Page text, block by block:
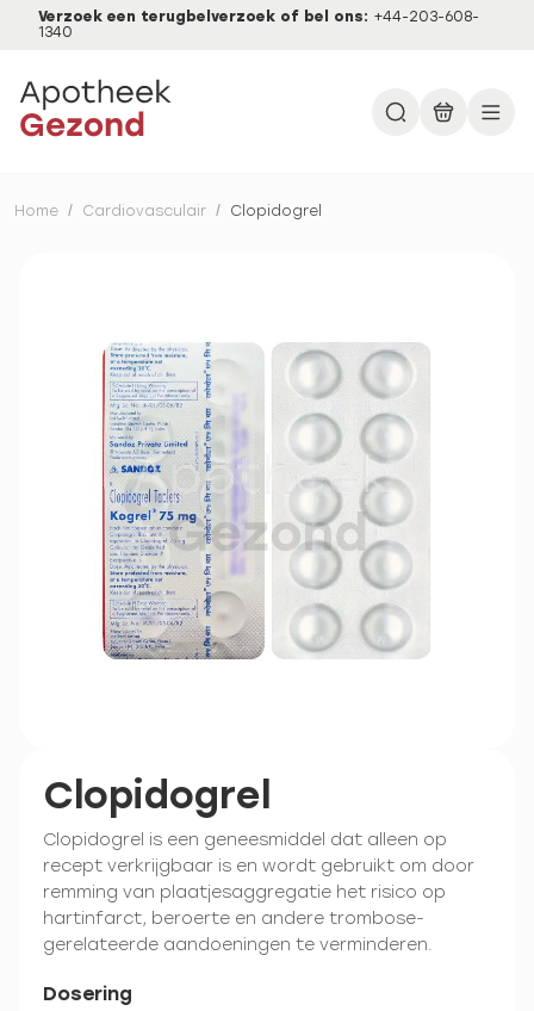
Verzoek een terugbelverzoek of bel ons: +44-203-608-
1340
Home / Cardiovasculair / Clopidogrel
Clopidogrel
Clopidogrel is een geneesmiddel dat alleen op
recept verkrijgbaar is en wordt gebruikt om door
remming van plaatjesaggregatie het risico op
hartinfarct, beroerte en andere trombose-
gerelateerde aandoeningen te verminderen.
Dosering